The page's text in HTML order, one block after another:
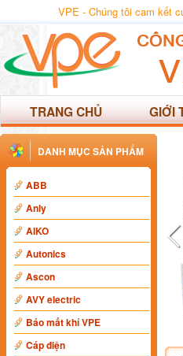
VPE - Chúng tôi cam kết
TRANG CHỦ GIỚI
DANH MỤC SẢN PHẨM
ABB
Anly
AIKO
Autonics
Ascon
AVY electric
Báo mất khí VPE
Cáp điện